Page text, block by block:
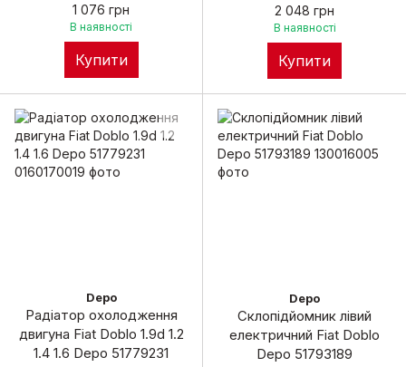
1 076 грн
В наявності
Купити
2 048 грн
В наявності
Купити
Depo
Радіатор охолодження
двигуна Fiat Doblo 1.9d 1.2
1.4 1.6 Depo 51779231
Depo
Склопідйомник лівий
електричний Fiat Doblo
Depo 51793189